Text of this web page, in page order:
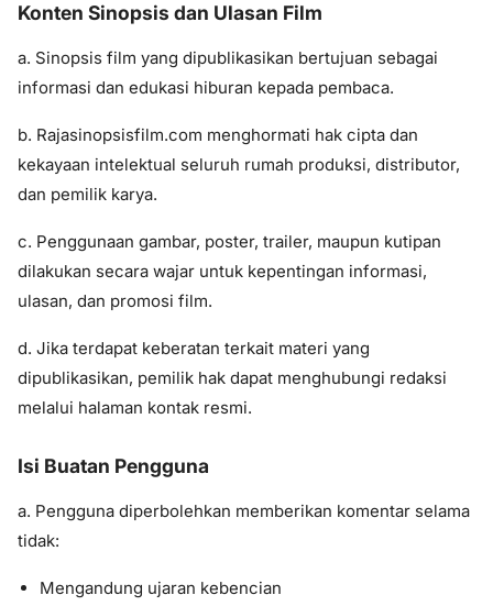
Konten Sinopsis dan Ulasan Film
a. Sinopsis film yang dipublikasikan bertujuan sebagai
informasi dan edukasi hiburan kepada pembaca.
b. Rajasinopsisfilm.com menghormati hak cipta dan
kekayaan intelektual seluruh rumah produksi, distributor,
dan pemilik karya.
c. Penggunaan gambar, poster, trailer, maupun kutipan
dilakukan secara wajar untuk kepentingan informasi,
ulasan, dan promosi film.
d. Jika terdapat keberatan terkait materi yang
dipublikasikan, pemilik hak dapat menghubungi redaksi
melalui halaman kontak resmi.
Isi Buatan Pengguna
a. Pengguna diperbolehkan memberikan komentar selama
tidak:
Mengandung ujaran kebencian